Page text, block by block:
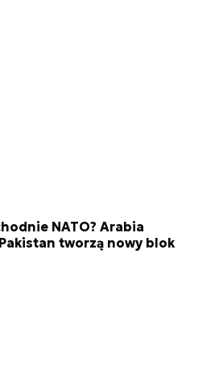
NATO? Arabia
tworzą nowy blok